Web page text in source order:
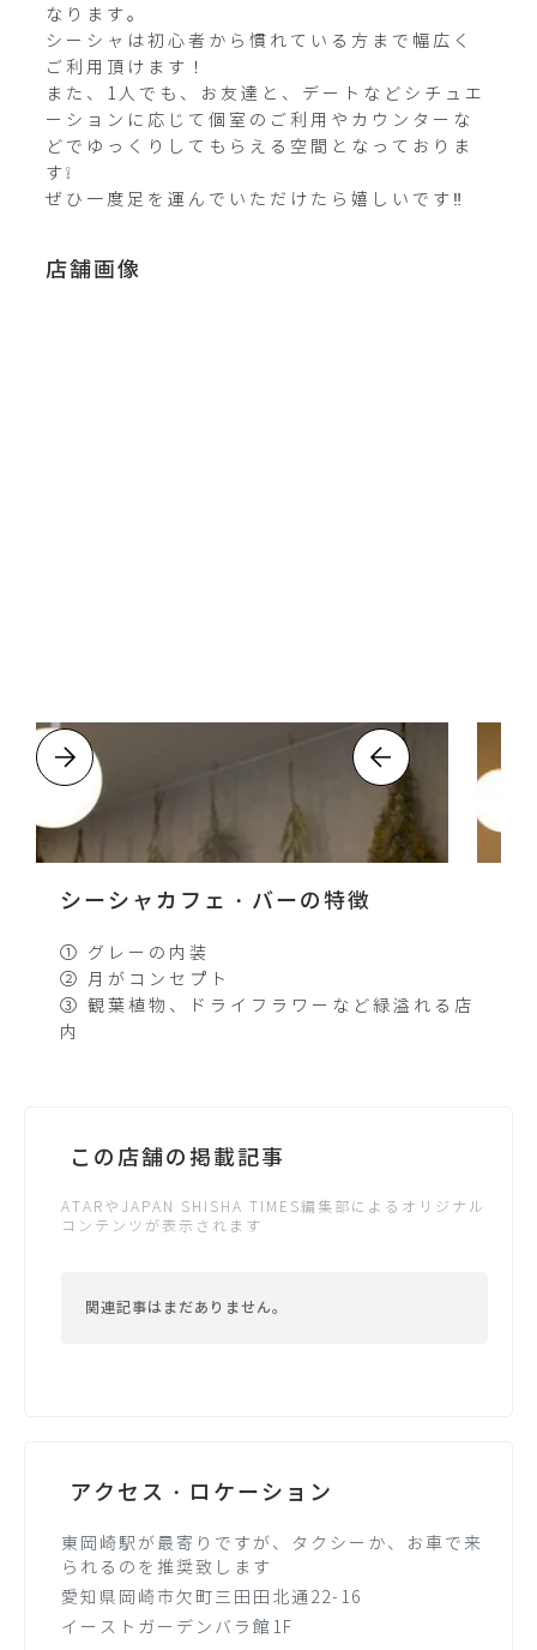
なります。
シーシャは初心者から慣れている方まで幅広く
ご利用頂けます！
また、1人でも、お友達と、デートなどシチュエ
ーションに応じて個室のご利用やカウンターな
どでゆっくりしてもらえる空間となっておりま
す❕
ぜひ一度足を運んでいただけたら嬉しいです‼️
店舗画像
シーシャカフェ・バーの特徴
① グレーの内装
② 月がコンセプト
③ 観葉植物、ドライフラワーなど緑溢れる店
内
この店舗の掲載記事
ATARやJAPAN SHISHA TIMES編集部によるオリジナル
コンテンツが表示されます
関連記事はまだありません。
アクセス・ロケーション
東岡崎駅が最寄りですが、タクシーか、お車で来
られるのを推奨致します
愛知県岡崎市欠町三田田北通22-16
イーストガーデンバラ館1F